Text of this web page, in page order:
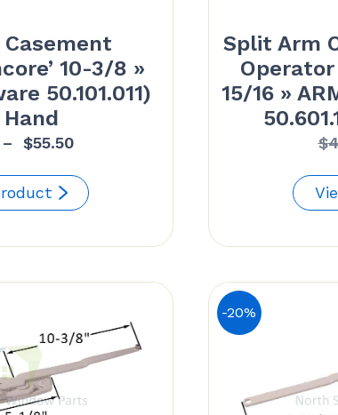
Casement
10-3/8 »
50.101.011)
– $55.50Plage
prix :
$37.50
à
Split Arm
Operator
15/16 »
$
-20%